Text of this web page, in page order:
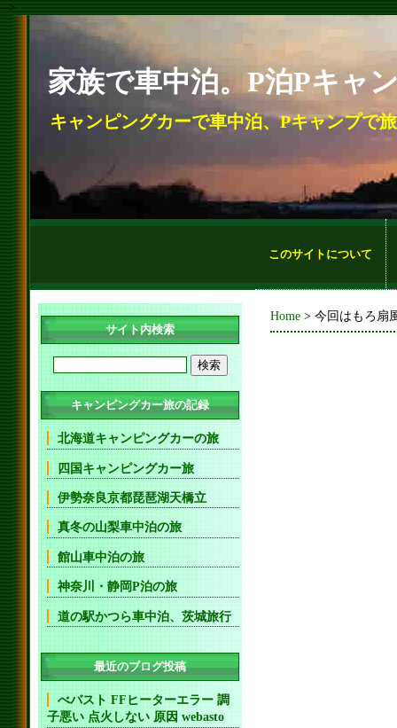
-->
家族で車中泊。P泊Pキャ
キャンピングカーで車中泊、Pキャンプで
このサイトについて
Home > 今回はもろ扇
サイト内検索
キャンピングカー旅の記録
北海道キャンピングカーの旅
四国キャンピングカー旅
伊勢奈良京都琵琶湖天橋立
真冬の山梨車中泊の旅
館山車中泊の旅
神奈川・静岡P泊の旅
道の駅かつら車中泊、茨城旅行
最近のブログ投稿
べバスト FFヒーターエラー 調
子悪い 点火しない 原因 webasto